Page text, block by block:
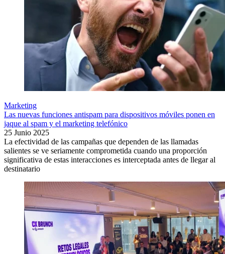
Marketing
Las nuevas funciones antispam para dispositivos móviles ponen en
jaque al spam y el marketing telefónico
25 Junio 2025
La efectividad de las campañas que dependen de las llamadas
salientes se ve seriamente comprometida cuando una proporción
significativa de estas interacciones es interceptada antes de llegar al
destinatario